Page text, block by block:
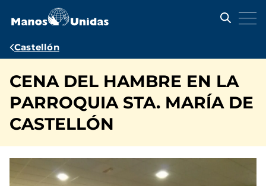
contenido
Ruta
navegación
Castellón
CENA DEL HAMBRE EN LA
PARROQUIA STA. MARÍA DE
CASTELLÓN